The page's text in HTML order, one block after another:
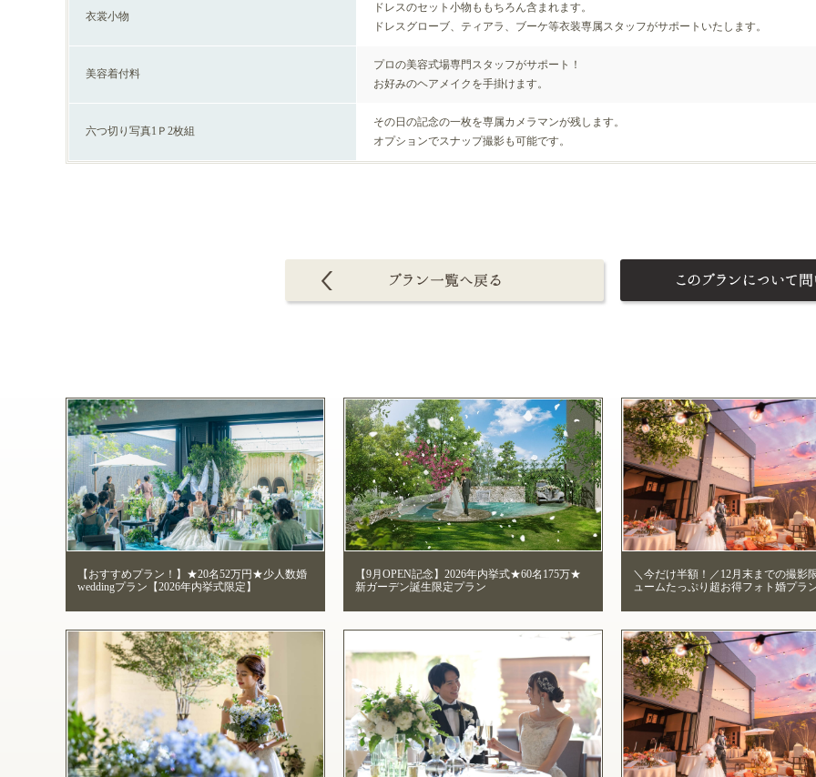
衣裳小物
ドレスのセット小物ももちろん含まれます。
ドレスグローブ、ティアラ、ブーケ等衣装専属スタッフがサポートいたします。
美容着付料
プロの美容式場専門スタッフがサポート！
お好みのヘアメイクを手掛けます。
六つ切り写真1Ｐ2枚組
その日の記念の一枚を専属カメラマンが残します。
オプションでスナップ撮影も可能です。
【おすすめプラン！】★20名52万円★少人数婚
weddingプラン【2026年内挙式限定】
【9月OPEN記念】2026年内挙式★60名175万★
新ガーデン誕生限定プラン
＼今だけ半額！／12月末までの撮影
ュームたっぷり超お得フォト婚プラ